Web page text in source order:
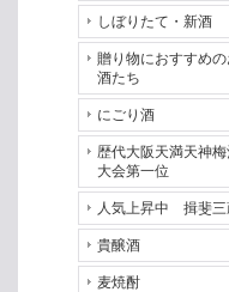
しぼりたて・新酒
贈り物におすすめの
酒たち
にごり酒
歴代大阪天満天神
大会第一位
人気上昇中 揖斐三
貴醸酒
麦焼酎